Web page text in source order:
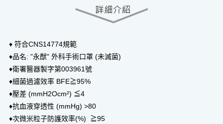
♦ 符合CNS14774規範
♦品名: "永猷" 外科手術口罩 (未滅菌)
♦衛署醫器製字第003961號
♦細菌過濾效率 BFE≧95%
♦壓差 (mmH2Ocm²) ≦4
♦抗血液穿透性 (mmHg) >80
♦次微米粒子防護效率(%) ≧95